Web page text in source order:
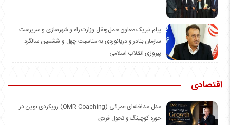
️پیام تبریک معاون حمل‌ونقل وزارت راه و شهرسازی و سرپرست
سازمان بنادر و دریانوردی به مناسبت چهل و ششمین سالگرد
پیروزی انقلاب اسلامی
اقتصادی
مدل مداخله‌ای عمرائی (OMR Coaching) رویکردی نوین در
حوزه کوچینگ و تحول فردی